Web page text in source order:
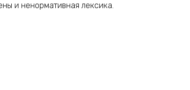
и ненормативная лексика.